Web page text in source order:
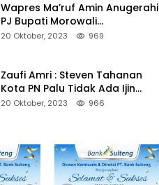
Wapres Ma’ruf Amin Anugerahi
PJ Bupati Morowali
Penghargaan Paritrana Award
20 Oktober, 2023 969
Zaufi Amri : Steven Tahanan
Kota PN Palu Tidak Ada Ijin
Keluar Kota
20 Oktober, 2023 966